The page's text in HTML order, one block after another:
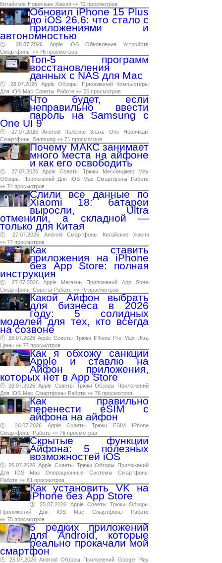
Китайские Новичкам Xiaomi 👀 72 просмотров
Обновил iPhone 15 Plus
до iOS 26.6: что стало с
приложениями и
автономностью
🕑 28.07.2026 Apple IOS Обновление
Устройств
Смартфоны 👀 76 просмотров
Топ-5 программ
восстановления
данных с NAS для Mac
🕑 28.07.2026 Apple Обзоры Приложений
Компьютеры
Для IOS Mac Советы Работе 👀 75 просмотров
Что будет, если
неправильно ввести
пароль на Samsung с
One UI 9
🕑 27.07.2026 Android Полезно Знать One
Новичкам
Смартфоны Samsung 👀 71 просмотров
Почему МАКС занимает
много места на айфоне
и как его освободить
🕑 27.07.2026 Apple Советы Трюки Мессенджер
Max
Обзоры
Приложений Для IOS Mac Смартфоны
Работе
👀 74 просмотров
Слили все данные по
Xiaomi 18: батареи
выросли, Ultra
отменили, а складной —
только для Китая
🕑 27.07.2026 Android Смартфоны Китайские
Xiaomi
👀 77 просмотров
Как ставить
приложения на iPhone
без App Store: полная
инструкция
🕑 27.07.2026 Apple Магазин Приложений App
Store
Смартфоны Советы Работе 👀 79 просмотров
Какой Айфон выбрать
для бизнеса в 2026
году: 5 солидных
моделей для тех, кто всегда
на созвоне
🕑 26.07.2026 Apple Советы Трюки IPhone Pro Max Ultra
Цены 👀 77 просмотров
Как я обхожу санкции
Apple и ставлю на
Айфон приложения,
которых нет в App Store
🕑 26.07.2026 Apple Советы Трюки Обзоры
Приложений
Для IOS Mac Смартфоны Работе 👀 76 просмотров
Как правильно
перенести eSIM с
айфона на айфон
🕑 26.07.2026 Apple Советы Трюки ESIM
IPhone
Смартфоны Работе 👀 76 просмотров
Скрытые функции
Айфона: 5 полезных
возможностей iOS
🕑 26.07.2026 Apple Советы Трюки Обзоры
Приложений
Для
IOS Mac Операционные Системы
Смартфоны
Работе 👀 81 просмотров
Как установить VK на
iPhone без App Store
🕑 25.07.2026 Apple Советы Трюки Обзоры
Приложений
Для IOS Mac Смартфоны
Работе
👀 75 просмотров
5 редких приложений
для Android, которые
реально прокачали мой
смартфон
🕑 25.07.2026 Android Обзоры Приложений Google
Play